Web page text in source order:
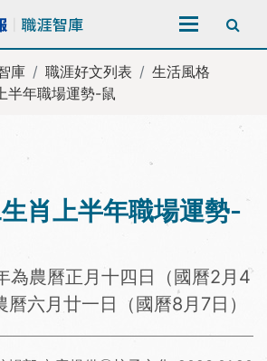
全站搜尋
庫 職涯好文列表
生活風格
半年職場運勢-鼠
肖上半年職場運勢-
為農曆正月十四日（國曆2月4
六月廿一日（國曆8月7日）